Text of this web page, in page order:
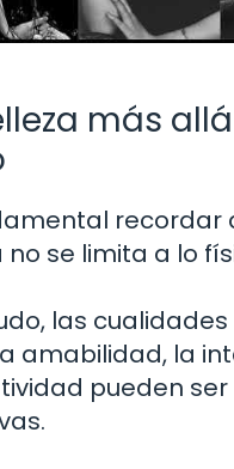
más
recordar
no se limita a lo
las
amabilidad, la
pueden